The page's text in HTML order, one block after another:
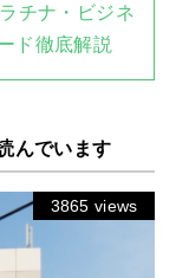
チナ・ビジネ
ド徹底解説
んでいます
3865 views